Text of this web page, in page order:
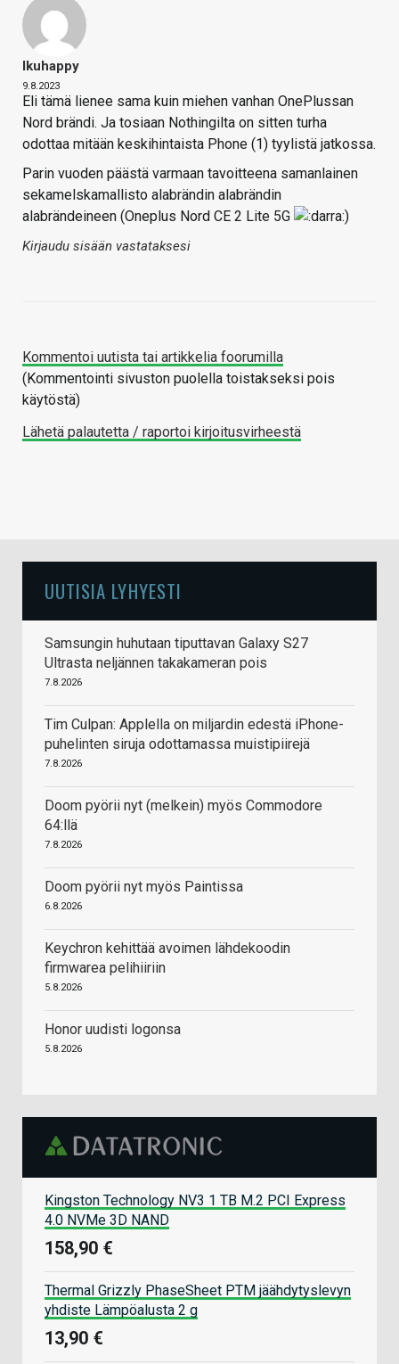
Ikuhappy
9.8.2023
Eli tämä lienee sama kuin miehen vanhan OnePlussan
Nord brändi. Ja tosiaan Nothingilta on sitten turha
odottaa mitään keskihintaista Phone (1) tyylistä jatkossa.
Parin vuoden päästä varmaan tavoitteena samanlainen
sekamelskamallisto alabrändin alabrändin
alabrändeineen (Oneplus Nord CE 2 Lite 5G
)
Kirjaudu sisään vastataksesi
Kommentoi uutista tai artikkelia foorumilla
(Kommentointi sivuston puolella toistakseksi pois
käytöstä)
Lähetä palautetta / raportoi kirjoitusvirheestä
UUTISIA LYHYESTI
Samsungin huhutaan tiputtavan Galaxy S27
Ultrasta neljännen takakameran pois
7.8.2026
Tim Culpan: Applella on miljardin edestä iPhone-
puhelinten siruja odottamassa muistipiirejä
7.8.2026
Doom pyörii nyt (melkein) myös Commodore
64:llä
7.8.2026
Doom pyörii nyt myös Paintissa
6.8.2026
Keychron kehittää avoimen lähdekoodin
firmwarea pelihiiriin
5.8.2026
Honor uudisti logonsa
5.8.2026
Kingston Technology NV3 1 TB M.2 PCI Express
4.0 NVMe 3D NAND
158,90 €
Thermal Grizzly PhaseSheet PTM jäähdytyslevyn
yhdiste Lämpöalusta 2 g
13,90 €